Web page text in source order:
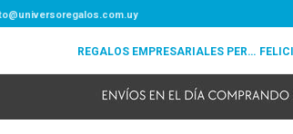
REGALOS EMPRESARIALES PERSONALIZADOS